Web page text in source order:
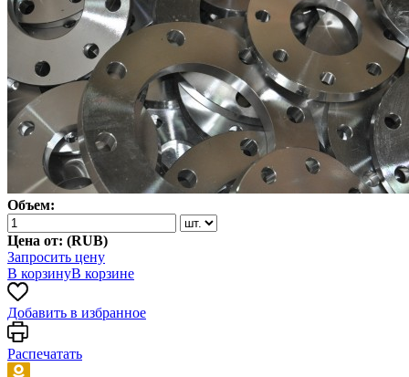
Объем:
Цена от: (RUB)
Запросить цену
В корзинуВ корзине
Добавить в избранное
Распечатать